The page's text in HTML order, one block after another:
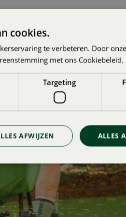
keren per jaar te
groei. Tijdens de zomer
u bemesten met verticuteren
cookies.
te verbeteren. Door
met ons Cookiebeleid.
Targeting
ALLES
AFWIJZEN